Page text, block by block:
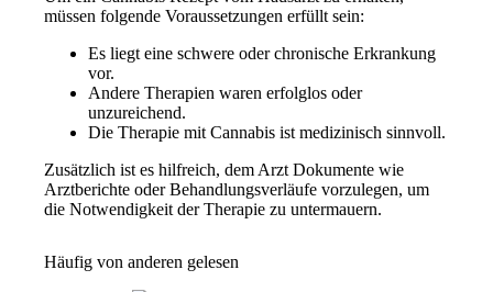
müssen folgende Voraussetzungen erfüllt sein:
Es liegt eine schwere oder chronische Erkrankung
vor.
Andere Therapien waren erfolglos oder
unzureichend.
Die Therapie mit Cannabis ist medizinisch sinnvoll.
Zusätzlich ist es hilfreich, dem Arzt Dokumente wie
Arztberichte oder Behandlungsverläufe vorzulegen, um
die Notwendigkeit der Therapie zu untermauern.
Häufig von anderen gelesen